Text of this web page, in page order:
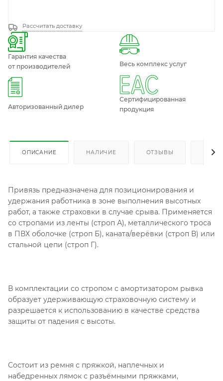
Рассчитать доставку
Гарантия качества
от производителей
Весь комплекс услуг
Авторизованный дилер
Сертифицированная
продукция
ОПИСАНИЕ НАЛИЧИЕ ОТЗЫВЫ КАК
Привязь предназначена для позиционирования и
удержания работника в зоне выполнения высотных
работ, а также страховки в случае срыва. Применяется
со стропами из ленты (строп А), металлического троса
в ПВХ оболочке (строп Б), каната/верёвки (строп В) или
стальной цепи (строп Г).
В комплектации со стропом с амортизатором рывка
образует удерживающую страховочную систему и
разрешается к использованию в качестве средства
защиты от падения с высоты.
Состоит из ремня с пряжкой, наплечных и
набедренных лямок с разъёмными пряжками,